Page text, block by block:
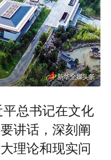
总书记在文化
讲话，深刻阐
理论和现实问